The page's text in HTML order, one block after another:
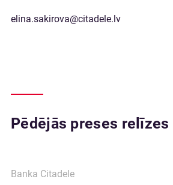
elina.sakirova@citadele.lv
Pēdējās preses relīzes
Banka Citadele